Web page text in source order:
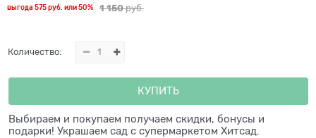
1 150 руб.
выгода 575 руб. или50%
Количество:
КУПИТЬ
Выбираем и покупаем получаем скидки, бонусы и
подарки! Украшаем сад с супермаркетом Хитсад.